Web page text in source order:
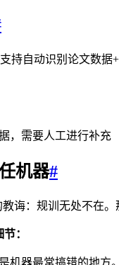
持自动识别论文数据
，需要人工进行补充
机器#
诲：规训无处不在
：
机器最常搞错的地方。